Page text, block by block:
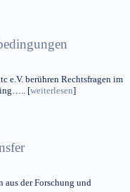
e.V. berühren Rechtsfragen im
[weiterlesen]
aus der Forschung und